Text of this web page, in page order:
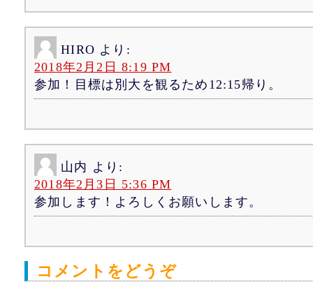
HIRO より:
2018年2月2日 8:19 PM
参加！目標は別大を観るため12:15帰り。
山内 より:
2018年2月3日 5:36 PM
参加します！よろしくお願いします。
コメントをどうぞ